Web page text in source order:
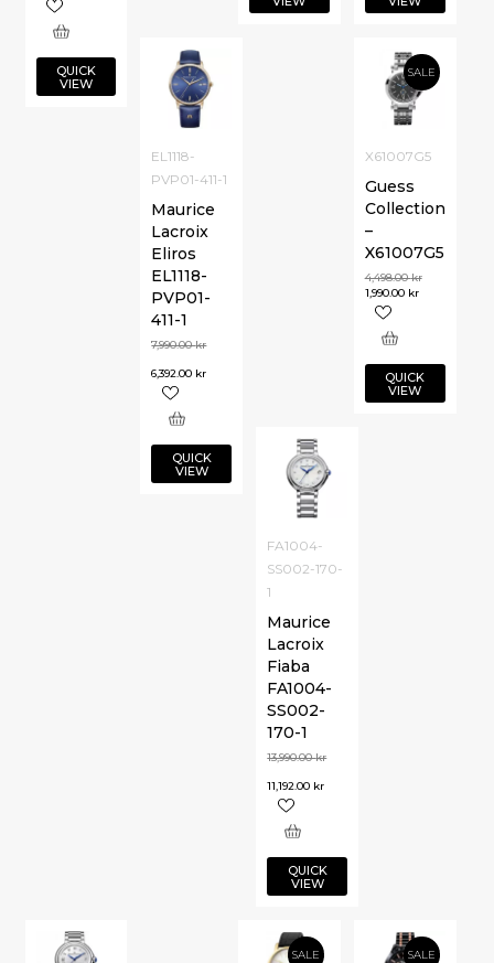
QUICK
VIEW
EL1118-
PVP01-411-1
Maurice
Lacroix
Eliros
EL1118-
PVP01-
411-1
7,990.00kr
6,392.00 kr
QUICK
VIEW
SALE
X61007G5
Guess
Collection
–
X61007G5
4,498.00kr
1,990.00 kr
QUICK
VIEW
FA1004-
SS002-170-
1
Maurice
Lacroix
Fiaba
FA1004-
SS002-
170-1
13,990.00kr
11,192.00 kr
QUICK
VIEW
SALE
SALE